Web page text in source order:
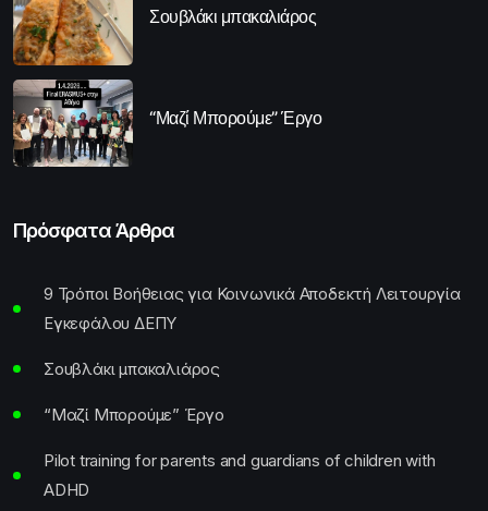
Σουβλάκι μπακαλιάρος
“Μαζί Μπορούμε” Έργο
Πρόσφατα Άρθρα
9 Τρόποι Βοήθειας για Κοινωνικά Αποδεκτή Λειτουργία
Εγκεφάλου ΔΕΠΥ
Σουβλάκι μπακαλιάρος
“Μαζί Μπορούμε” Έργο
Pilot training for parents and guardians of children with
ADHD